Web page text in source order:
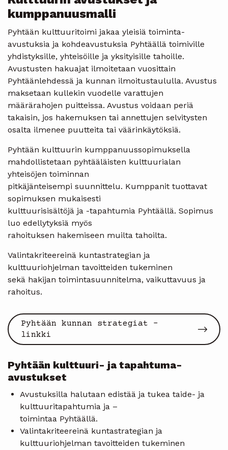
kumppanuusmalli
Pyhtään kulttuuritoimi jakaa yleisiä toiminta-
avustuksia ja kohdeavustuksia Pyhtäällä toimiville
yhdistyksille, yhteisöille ja yksityisille tahoille.
Avustusten hakuajat ilmoitetaan vuosittain
Pyhtäänlehdessä ja kunnan ilmoitustaululla. Avustus
maksetaan kullekin vuodelle varattujen
määrärahojen puitteissa. Avustus voidaan periä
takaisin, jos hakemuksen tai annettujen selvitysten
osalta ilmenee puutteita tai väärinkäytöksiä.
Pyhtään kulttuurin kumppanuussopimuksella
mahdollistetaan pyhtääläisten kulttuurialan
yhteisöjen toiminnan
pitkäjänteisempi suunnittelu. Kumppanit tuottavat
sopimuksen mukaisesti
kulttuurisisältöjä ja -tapahtumia Pyhtäällä. Sopimus
luo edellytyksiä myös
rahoituksen hakemiseen muilta tahoilta.
Valintakriteereinä kuntastrategian ja
kulttuuriohjelman tavoitteiden tukeminen
sekä hakijan toimintasuunnitelma, vaikuttavuus ja
rahoitus.
Pyhtään kunnan strategiat -
linkki
Pyhtään kulttuuri- ja tapahtuma-
avustukset
Avustuksilla halutaan edistää ja tukea taide- ja
kulttuuritapahtumia ja –
toimintaa Pyhtäällä.
Valintakriteereinä kuntastrategian ja
kulttuuriohjelman tavoitteiden tukeminen